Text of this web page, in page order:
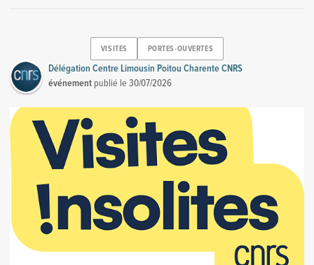
VISITES PORTES-OUVERTES
Délégation Centre Limousin Poitou Charente CNRS
événement publié le30/07/2026